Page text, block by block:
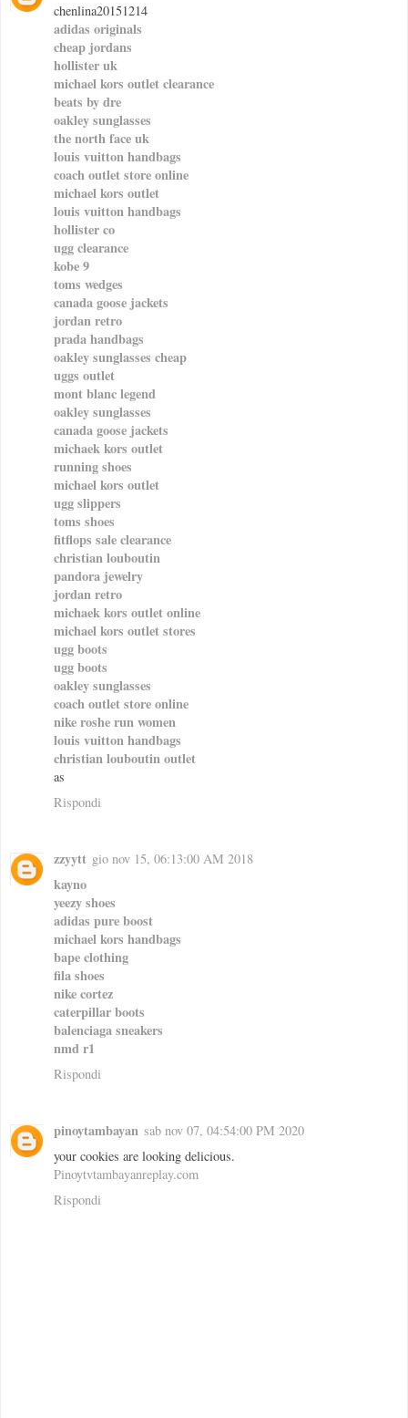
chenlina20151214
adidas originals
cheap jordans
hollister uk
michael kors outlet clearance
beats by dre
oakley sunglasses
the north face uk
louis vuitton handbags
coach outlet store online
michael kors outlet
louis vuitton handbags
hollister co
ugg clearance
kobe 9
toms wedges
canada goose jackets
jordan retro
prada handbags
oakley sunglasses cheap
uggs outlet
mont blanc legend
oakley sunglasses
canada goose jackets
michaek kors outlet
running shoes
michael kors outlet
ugg slippers
toms shoes
fitflops sale clearance
christian louboutin
pandora jewelry
jordan retro
michaek kors outlet online
michael kors outlet stores
ugg boots
ugg boots
oakley sunglasses
coach outlet store online
nike roshe run women
louis vuitton handbags
christian louboutin outlet
as
Rispondi
zzyytt gio nov 15, 06:13:00 AM 2018
kayno
yeezy shoes
adidas pure boost
michael kors handbags
bape clothing
fila shoes
nike cortez
caterpillar boots
balenciaga sneakers
nmd r1
Rispondi
pinoytambayan sab nov 07, 04:54:00 PM 2020
your cookies are looking delicious.
Pinoytvtambayanreplay.com
Rispondi